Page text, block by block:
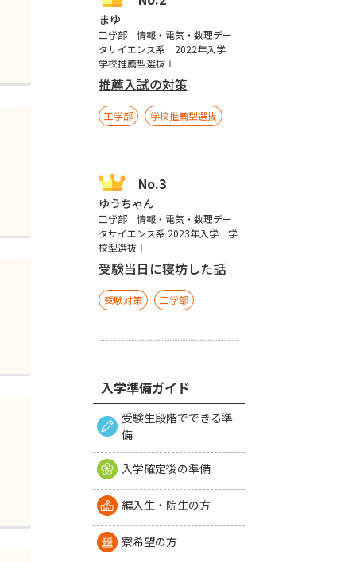
まゆ
工学部 情報・電気・数理デー
タサイエンス系 2022年入学
学校推薦型選抜Ⅰ
推薦入試の対策
工学部 学校推薦型選抜
ゆうちゃん
工学部 情報・電気・数理デー
タサイエンス系 2023年入学 学
校型選抜Ⅰ
受験当日に寝坊した話
受験対策 工学部
入学準備ガイド
受験生段階でできる準
備
入学確定後の準備
編入生・院生の方
寮希望の方